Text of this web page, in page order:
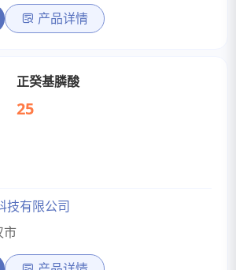
产品详情
正癸基膦酸
25
技有限公司
市